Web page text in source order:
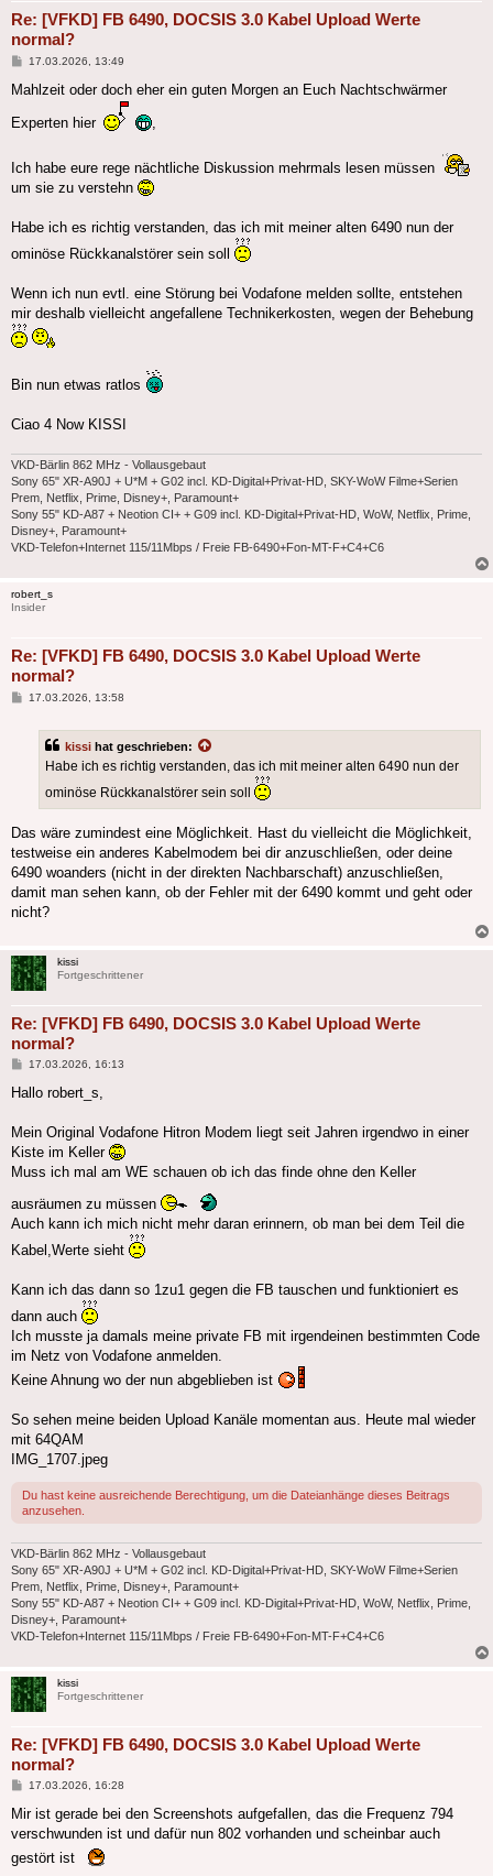
Re: [VFKD] FB 6490, DOCSIS 3.0 Kabel Upload Werte
normal?
Beitrag
17.03.2026, 13:49
Mahlzeit oder doch eher ein guten Morgen an Euch Nachtschwärmer
Experten hier
Ich habe eure rege nächtliche Diskussion mehrmals lesen müssen
um sie zu verstehn
Habe ich es richtig verstanden, das ich mit meiner alten 6490 nun der
ominöse Rückkanalstörer sein soll
Wenn ich nun evtl. eine Störung bei Vodafone melden sollte, entstehen
mir deshalb vielleicht angefallene Technikerkosten, wegen der Behebung
Bin nun etwas ratlos
Ciao 4 Now KISSI
VKD-Bärlin 862 MHz - Vollausgebaut
Sony 65" XR-A90J + U*M + G02 incl. KD-Digital+Privat-HD, SKY-WoW Filme+Serien
Prem, Netflix, Prime, Disney+, Paramount+
Sony 55" KD-A87 + Neotion CI+ + G09 incl. KD-Digital+Privat-HD, WoW, Netflix, Prime,
Disney+, Paramount+
VKD-Telefon+Internet 115/11Mbps / Freie FB-6490+Fon-MT-F+C4+C6
robert_s
Insider
Re: [VFKD] FB 6490, DOCSIS 3.0 Kabel Upload Werte
normal?
Beitrag
17.03.2026, 13:58
kissi hat geschrieben:
Habe ich es richtig verstanden, das ich mit meiner alten 6490 nun der
ominöse Rückkanalstörer sein soll
Das wäre zumindest eine Möglichkeit. Hast du vielleicht die Möglichkeit,
testweise ein anderes Kabelmodem bei dir anzuschließen, oder deine
6490 woanders (nicht in der direkten Nachbarschaft) anzuschließen,
damit man sehen kann, ob der Fehler mit der 6490 kommt und geht oder
nicht?
kissi
Fortgeschrittener
Re: [VFKD] FB 6490, DOCSIS 3.0 Kabel Upload Werte
normal?
Beitrag
17.03.2026, 16:13
Hallo robert_s,
Mein Original Vodafone Hitron Modem liegt seit Jahren irgendwo in einer
Kiste im Keller
Muss ich mal am WE schauen ob ich das finde ohne den Keller
ausräumen zu müssen
Auch kann ich mich nicht mehr daran erinnern, ob man bei dem Teil die
Kabel,Werte sieht
Kann ich das dann so 1zu1 gegen die FB tauschen und funktioniert es
dann auch
Ich musste ja damals meine private FB mit irgendeinen bestimmten Code
im Netz von Vodafone anmelden.
Keine Ahnung wo der nun abgeblieben ist
So sehen meine beiden Upload Kanäle momentan aus. Heute mal wieder
mit 64QAM
IMG_1707.jpeg
Du hast keine ausreichende Berechtigung, um die Dateianhänge dieses Beitrags
anzusehen.
VKD-Bärlin 862 MHz - Vollausgebaut
Sony 65" XR-A90J + U*M + G02 incl. KD-Digital+Privat-HD, SKY-WoW Filme+Serien
Prem, Netflix, Prime, Disney+, Paramount+
Sony 55" KD-A87 + Neotion CI+ + G09 incl. KD-Digital+Privat-HD, WoW, Netflix, Prime,
Disney+, Paramount+
VKD-Telefon+Internet 115/11Mbps / Freie FB-6490+Fon-MT-F+C4+C6
kissi
Fortgeschrittener
Re: [VFKD] FB 6490, DOCSIS 3.0 Kabel Upload Werte
normal?
Beitrag
17.03.2026, 16:28
Mir ist gerade bei den Screenshots aufgefallen, das die Frequenz 794
verschwunden ist und dafür nun 802 vorhanden und scheinbar auch
gestört ist